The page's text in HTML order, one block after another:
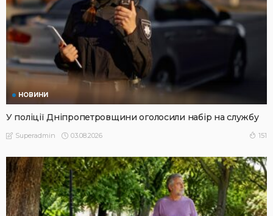
НОВИНИ
У поліції Дніпропетровщини оголосили набір на службу
Superadmin 03.08.2026 151